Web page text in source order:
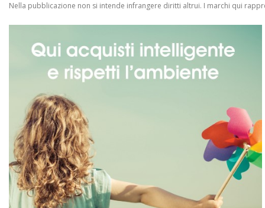
Nella pubblicazione non si intende infrangere diritti altrui. I marchi qui